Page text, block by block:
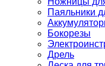
Паяльники
Бокорезы
Дрель